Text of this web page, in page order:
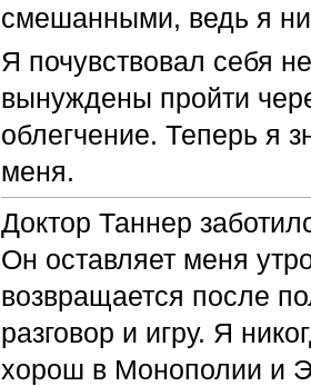
смешанными, ведь я
Я почувствовал себя
вынуждены пройти
облегчение. Теперь я
меня.
Доктор Таннер
Он оставляет меня
возвращается после
разговор и игру. Я
хорош в Монополии и